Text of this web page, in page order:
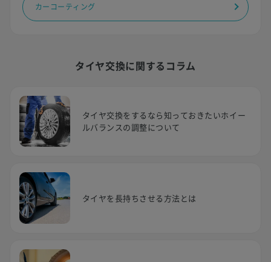
カーコーティング
タイヤ交換に関するコラム
タイヤ交換をするなら知っておきたいホイー
ルバランスの調整について
タイヤを長持ちさせる方法とは